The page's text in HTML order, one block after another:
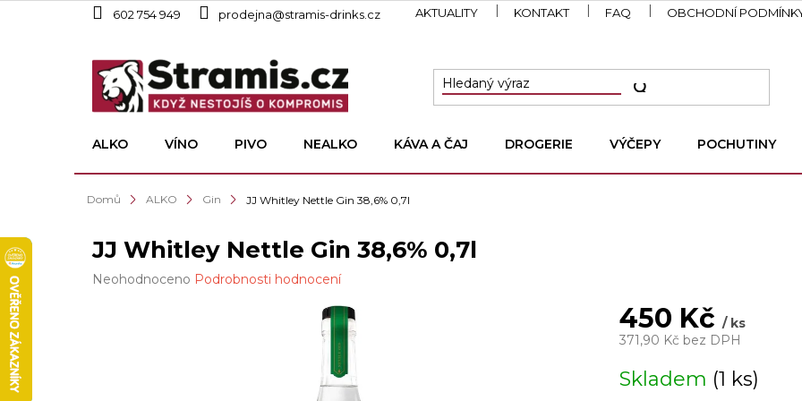
602 754 949 prodejna@stramis-drinks.cz AKTUALITY KONTAKT FAQ OBCHODNÍ
ALKO VÍNO PIVO NEALKO KÁVA A ČAJ DROGERIE VÝČEPY POCHUTINY
Domů ALKO Gin JJ Whitley Nettle Gin 38,6% 0,7l
JJ Whitley Nettle Gin 38,6% 0,7l
Průměrné
Neohodnoceno Podrobnosti hodnocení
450 Kč/ ks
371,90 Kč bez DPH
cena:
Skladem (1 ks)